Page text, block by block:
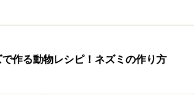
く、また長期保存すると、色が剥
せんが、気軽に楽しむにはいいと
。出来上がったものは、洋服に色
、実際の洗濯用ではなく、クリッ
で作る動物レシピ！ネズミの作り方